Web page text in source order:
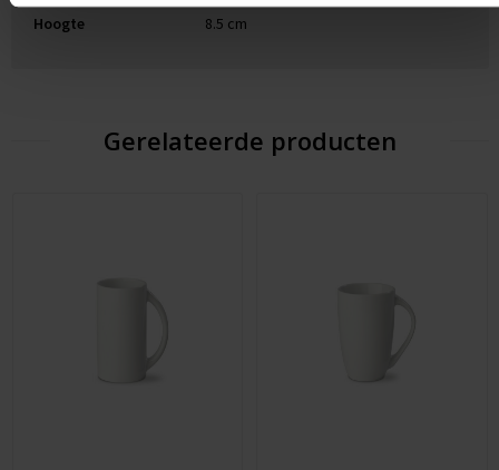
Hoogte 8.5 cm
Gerelateerde producten